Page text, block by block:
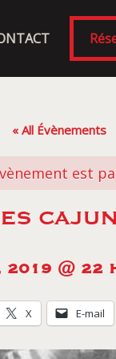
« All Évènements
est
2019 @ 22
X E-mail